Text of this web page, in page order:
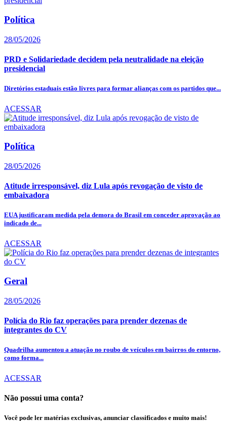
Política
28/05/2026
PRD e Solidariedade decidem pela neutralidade na eleição
presidencial
Diretórios estaduais estão livres para formar alianças com os partidos que...
ACESSAR
Política
28/05/2026
Atitude irresponsável, diz Lula após revogação de visto de
embaixadora
EUA justificaram medida pela demora do Brasil em conceder aprovação ao
indicado de...
ACESSAR
Geral
28/05/2026
Polícia do Rio faz operações para prender dezenas de
integrantes do CV
Quadrilha aumentou a atuação no roubo de veículos em bairros do entorno,
como forma...
ACESSAR
Não possui uma conta?
Você pode ler matérias exclusivas, anunciar classificados e muito mais!